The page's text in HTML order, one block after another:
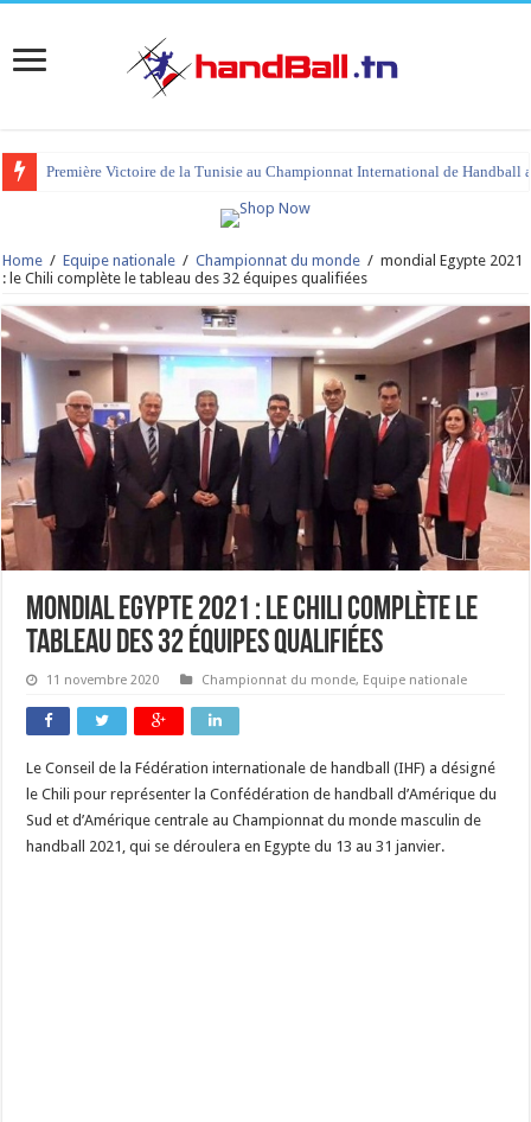
Première Victoire de la Tunisie au Championnat International de Handball
Home / Equipe nationale / Championnat du monde / mondial Egypte 2021
: le Chili complète le tableau des 32 équipes qualifiées
mondial Egypte 2021 : le Chili complète le
tableau des 32 équipes qualifiées
11 novembre 2020 Championnat du monde, Equipe nationale
Le Conseil de la Fédération internationale de handball (IHF) a désigné
le Chili pour représenter la Confédération de handball d’Amérique du
Sud et d’Amérique centrale au Championnat du monde masculin de
handball 2021, qui se déroulera en Egypte du 13 au 31 janvier.